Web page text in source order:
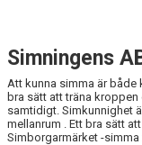
Simningens
Att kunna simma är
bra sätt att träna
samtidigt. Simkunnighet
mellanrum . Ett bra sätt
Simborgarmärket -